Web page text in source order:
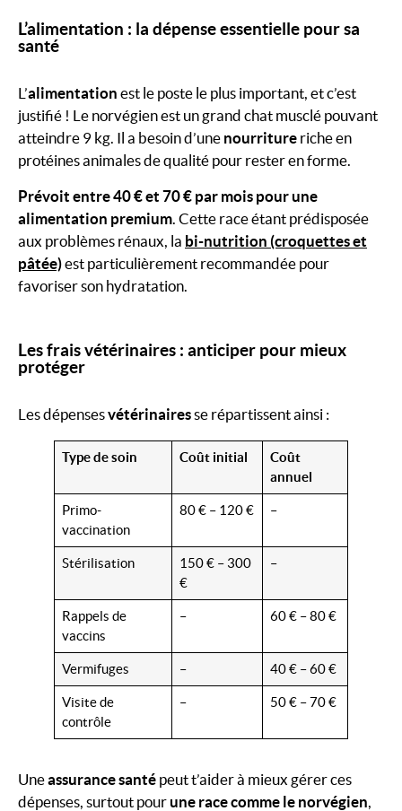
L’alimentation : la dépense essentielle pour sa
santé
L’alimentation est le poste le plus important, et c’est
justifié ! Le norvégien est un grand chat musclé pouvant
atteindre 9 kg. Il a besoin d’une nourriture riche en
protéines animales de qualité pour rester en forme.
Prévoit entre 40 € et 70 € par mois pour une
alimentation premium . Cette race étant prédisposée
aux problèmes rénaux, la bi-nutrition (croquettes et
pâtée)est particulièrement recommandée pour
favoriser son hydratation.
Les frais vétérinaires : anticiper pour mieux
protéger
Les dépensesvétérinairesse répartissent ainsi :
Type de soin Coût initial
Coût
annuel
Primo-
vaccination
80 € – 120 € –
Stérilisation
150 € – 300
€
–
Rappels de
vaccins
– 60 € – 80 €
Vermifuges – 40 € – 60 €
Visite de
contrôle
– 50 € – 70 €
Uneassurance santé peut t’aider à mieux gérer ces
dépenses, surtout pour une race comme le norvégien